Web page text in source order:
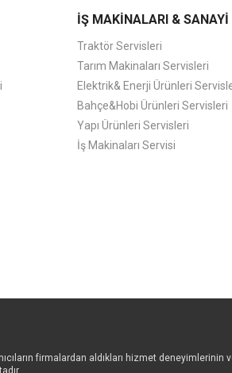
İŞ MAKİNALARI & SANAYİ
Traktör Servisleri
Tarım Makinaları Servisleri
Elektrik& Enerji Ürünleri
Bahçe&Hobi Ürünleri Servisleri
Yapı Ürünleri Servisleri
İş Makinaları Servisi
firmalardan aldıkları hizmet deneyimlerinin